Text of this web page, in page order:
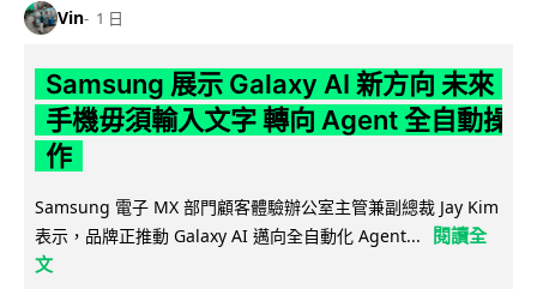
Vin 1 日
Samsung 展示 Galaxy AI 新方向 未來
手機毋須輸入文字 轉向 Agent 全自動操
作
Samsung 電子 MX 部門顧客體驗辦公室主管兼副總裁 Jay Kim
表示，品牌正推動 Galaxy AI 邁向全自動化 Agent...
閱讀全
文